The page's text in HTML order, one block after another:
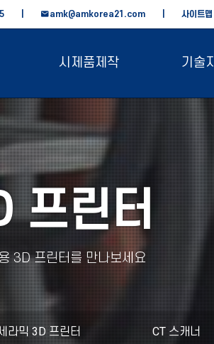
| amk@amkorea21.com 사이트맵
시제품제작 기술
프린터
3D 프린터를 만나보세요
라믹 3D 프린터 CT 스캐너